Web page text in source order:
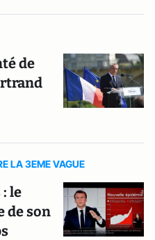
de
LA 3EME VAGUE
le
de son